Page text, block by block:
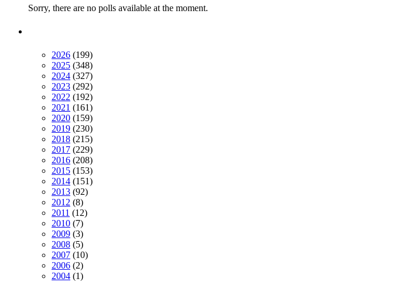
Sorry, there are no polls available at the moment.
2026 (199)
2025 (348)
2024 (327)
2023 (292)
2022 (192)
2021 (161)
2020 (159)
2019 (230)
2018 (215)
2017 (229)
2016 (208)
2015 (153)
2014 (151)
2013 (92)
2012 (8)
2011 (12)
2010 (7)
2009 (3)
2008 (5)
2007 (10)
2006 (2)
2004 (1)